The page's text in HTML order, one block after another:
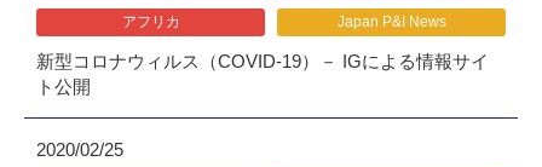
アフリカ Japan P&I News
新型コロナウィルス（COVID-19）－ IGによる情報サイ
ト公開
2020/02/25